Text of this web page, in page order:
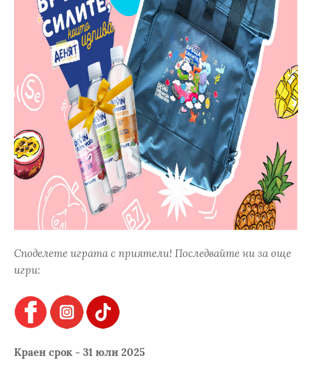
Споделете играта с приятели! Последвайте ни за още
игри:
Краен срок - 31 юли 2025